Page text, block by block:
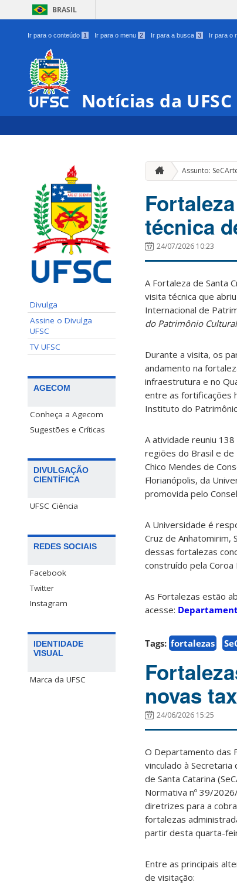
BRASIL
Ir para o conteúdo 1 Ir para o menu 2 Ir para a busca 3 Ir para o
Notícias da UFSC
Divulga
Assine o Divulga
UFSC
TV UFSC
AGECOM
Conheça a Agecom
Sugestões e Críticas
DIVULGAÇÃO
CIENTÍFICA
UFSC Ciência
REDES SOCIAIS
Facebook
Twitter
Instagram
IDENTIDADE
VISUAL
Marca da UFSC
Assunto:
técnica
24/07/2026 10:23
A Fortaleza de Santa
visita técnica que
Internacional de
do Patrimônio
Durante a visita, os
andamento na
infraestrutura e no
entre as fortificações
Instituto do
A atividade reuniu
regiões do Brasil e
Chico Mendes de
Florianópolis, da
promovida pelo
A Universidade é
Cruz de Anhatomirim,
dessas fortalezas
construído pela
As Fortalezas estão
acesse:
Tags: fortalezas
novas
24/06/2026 15:25
O Departamento das
vinculado à
de Santa Catarina
Normativa nº 39/
diretrizes para a
fortalezas
partir desta quarta-
Entre as principais
de visitação: